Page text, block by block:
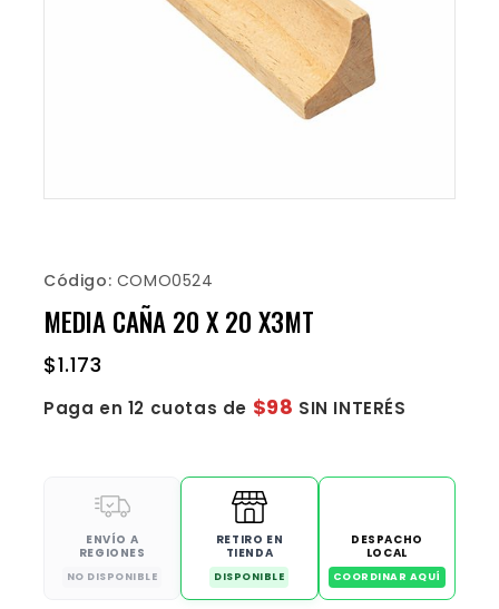
Código: COMO0524
MEDIA CAÑA 20 X 20 X3MT
$1.173
Paga en 12 cuotas de $98 SIN INTERÉS
ENVÍO A
REGIONES
NO DISPONIBLE
RETIRO EN
TIENDA
DISPONIBLE
DESPACHO
LOCAL
COORDINAR AQUÍ